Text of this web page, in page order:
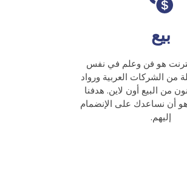
بيع
هو فن وعلم في نفس
من الشركات العربية ورواد
من البيع أون لاين. هدفنا
أن نساعدك على الإنضمام
إليهم.